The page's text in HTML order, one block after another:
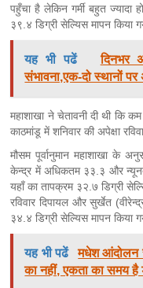
पहुँचा है लेकिन गर्मी बहुत ज्यादा
३९.४ डिग्री सेल्यिस मापन किया
यह भी पढें
दिनभर
संभावना,एक-दो स्थानों पर
महाशाखा ने चेतावनी दी थी कि
काठमांडू में शनिवार की अपेक्षा
मौसम पूर्वानुमान महाशाखा के
केन्द्र में अधिकतम ३३.३ और
यहाँ का तापक्रम ३२.७ डिग्री
रविवार दिपायल और सुर्खेत
३४.४ डिग्री सेल्यिस मापन किया
यह भी पढें
मधेश आंदोलन
का नहीं, एकता का समय है